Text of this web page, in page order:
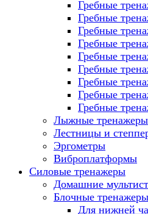
Гребные
Гребные
Гребные
Гребные
Гребные
Гребные
Гребные
Гребные
Гребные
Лыжные тренажеры
Лестницы и
Эргометры
Виброплатформы
Силовые тренажеры
Домашние
Блочные тренажеры
Для нижней